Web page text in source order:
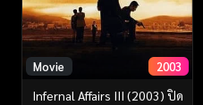
Movie 2003
Infernal Affairs III (2003) ปิด